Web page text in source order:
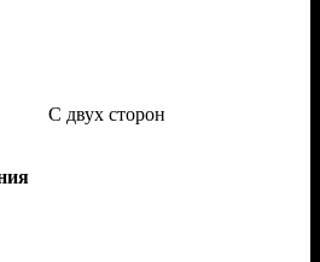
С двух сторон